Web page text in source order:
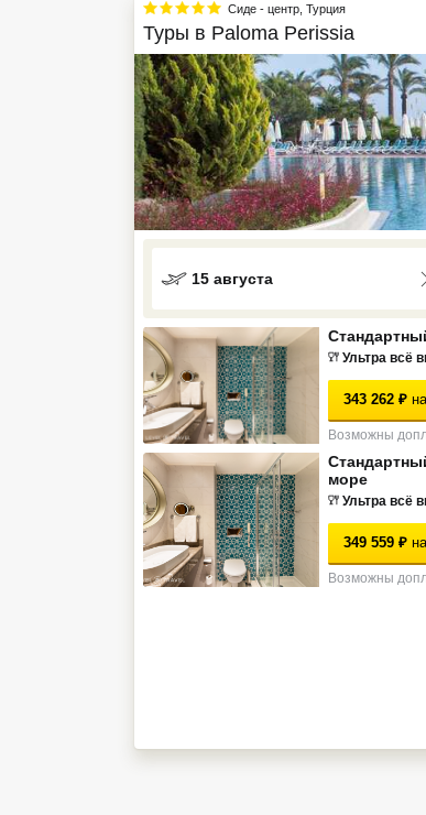
Сиде - центр, Турция
Туры в Paloma Perissia
15 августа
Ультра всё
343 262 ₽
Возможны
море
Ультра всё
349 559 ₽
Возможны
Северный Гоа
Экскурсионные туры
VIP отели 5 звезд
ТОП 10 лучших отелей 5*
ТОП 10 недорогих отелей
Лучшие отели 4* звезды